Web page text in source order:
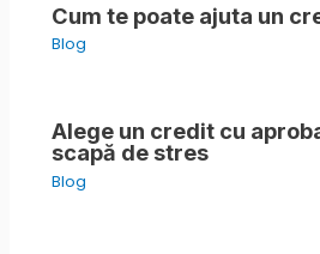
Cum te poate ajuta un
Blog
Alege un credit cu
scapă de stres
Blog